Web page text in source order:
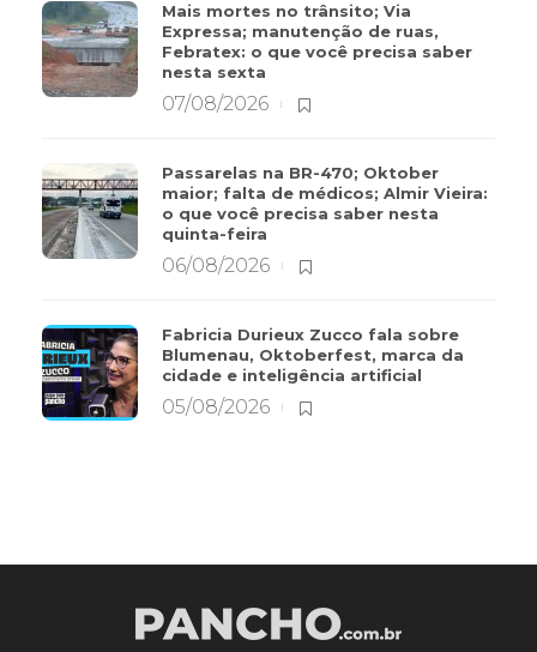
Mais mortes no trânsito; Via
Expressa; manutenção de ruas,
Febratex: o que você precisa saber
nesta sexta
07/08/2026
Passarelas na BR-470; Oktober
maior; falta de médicos; Almir Vieira:
o que você precisa saber nesta
quinta-feira
06/08/2026
Fabricia Durieux Zucco fala sobre
Blumenau, Oktoberfest, marca da
cidade e inteligência artificial
05/08/2026